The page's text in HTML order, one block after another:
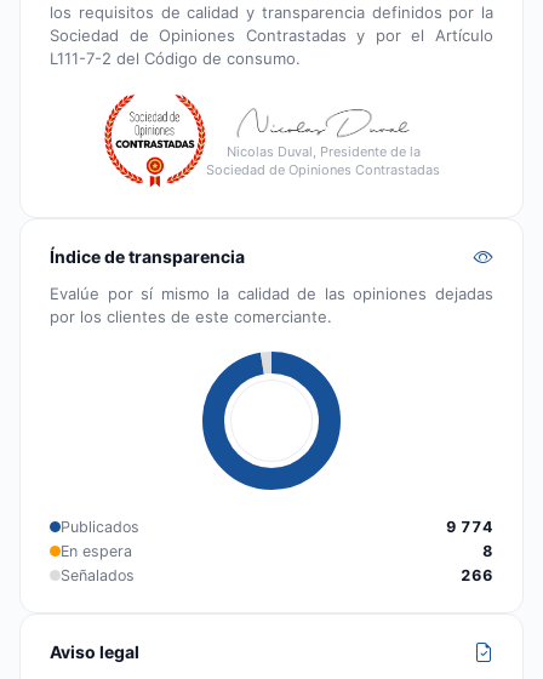
los requisitos de calidad y transparencia definidos por la
Sociedad de Opiniones Contrastadas y por el Artículo
L111-7-2 del Código de consumo.
Nicolas Duval, Presidente de la
Sociedad de Opiniones Contrastadas
Índice de transparencia
Evalúe por sí mismo la calidad de las opiniones dejadas
por los clientes de este comerciante.
Publicados
9 774
En espera
8
Señalados
266
Aviso legal